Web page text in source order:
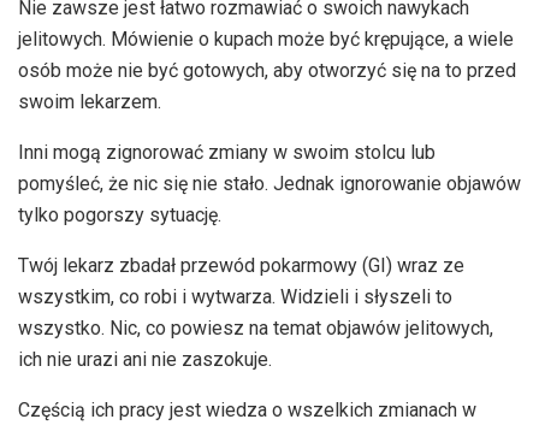
Nie zawsze jest łatwo rozmawiać o swoich nawykach
jelitowych. Mówienie o kupach może być krępujące, a wiele
osób może nie być gotowych, aby otworzyć się na to przed
swoim lekarzem.
Inni mogą zignorować zmiany w swoim stolcu lub
pomyśleć, że nic się nie stało. Jednak ignorowanie objawów
tylko pogorszy sytuację.
Twój lekarz zbadał przewód pokarmowy (GI) wraz ze
wszystkim, co robi i wytwarza. Widzieli i słyszeli to
wszystko. Nic, co powiesz na temat objawów jelitowych,
ich nie urazi ani nie zaszokuje.
Częścią ich pracy jest wiedza o wszelkich zmianach w